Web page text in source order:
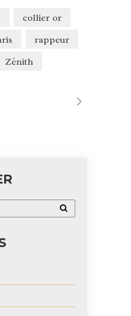
collier or
rappeur
Zénith